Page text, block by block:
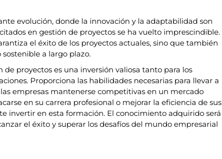
evolución, donde la innovación y la adaptabilidad son
en gestión de proyectos se ha vuelto imprescindible.
el éxito de los proyectos actuales, sino que también
a largo plazo.
proyectos es una inversión valiosa tanto para los
Proporciona las habilidades necesarias para llevar a
empresas mantenerse competitivas en un mercado
en su carrera profesional o mejorar la eficiencia de sus
invertir en esta formación. El conocimiento adquirido será
el éxito y superar los desafíos del mundo empresarial